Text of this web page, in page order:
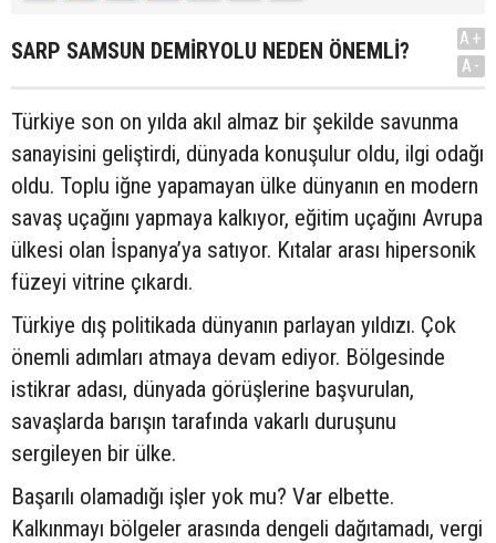
SARP SAMSUN DEMİRYOLU NEDEN ÖNEMLİ?
A+
A-
Türkiye son on yılda akıl almaz bir şekilde savunma
sanayisini geliştirdi, dünyada konuşulur oldu, ilgi odağı
oldu. Toplu iğne yapamayan ülke dünyanın en modern
savaş uçağını yapmaya kalkıyor, eğitim uçağını Avrupa
ülkesi olan İspanya’ya satıyor. Kıtalar arası hipersonik
füzeyi vitrine çıkardı.
Türkiye dış politikada dünyanın parlayan yıldızı. Çok
önemli adımları atmaya devam ediyor. Bölgesinde
istikrar adası, dünyada görüşlerine başvurulan,
savaşlarda barışın tarafında vakarlı duruşunu
sergileyen bir ülke.
Başarılı olamadığı işler yok mu? Var elbette.
Kalkınmayı bölgeler arasında dengeli dağıtamadı, vergi